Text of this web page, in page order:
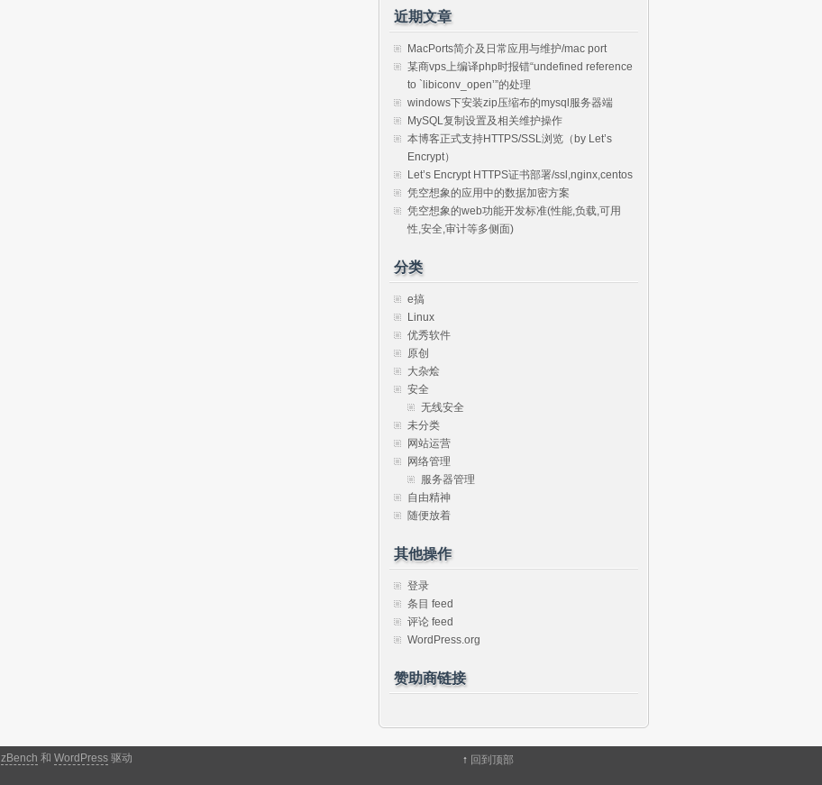
近期文章
MacPorts简介及日常应用与维护/mac port
某商vps上编译php时报错“undefined reference
to `libiconv_open’”的处理
windows下安装zip压缩布的mysql服务器端
MySQL复制设置及相关维护操作
本博客正式支持HTTPS/SSL浏览（by Let’s
Encrypt）
Let’s Encrypt HTTPS证书部署/ssl,nginx,centos
凭空想象的应用中的数据加密方案
凭空想象的web功能开发标准(性能,负载,可用
性,安全,审计等多侧面)
分类
e搞
Linux
优秀软件
原创
大杂烩
安全
无线安全
未分类
网站运营
网络管理
服务器管理
自由精神
随便放着
其他操作
登录
条目 feed
评论 feed
WordPress.org
赞助商链接
zBench 和 WordPress 驱动 ↑ 回到顶部